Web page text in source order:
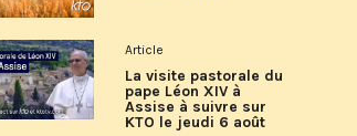
Article
La visite pastorale du
pape Léon XIV à
Assise à suivre sur
KTO le jeudi 6 août